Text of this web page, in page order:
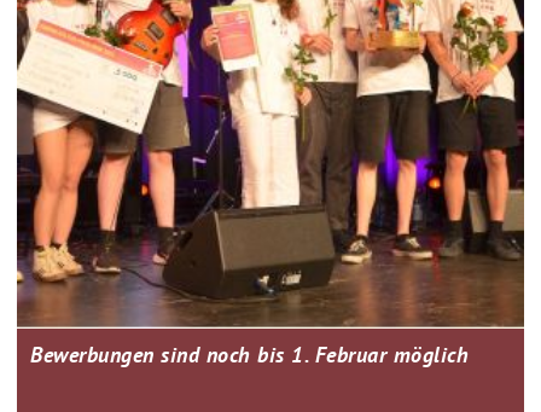
Bewerbungen sind noch bis 1. Februar möglich